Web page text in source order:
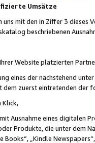
Umsätze
uns mit den in Ziffer 3
beschriebenen
Website platzierten
eines der nachstehend
zuerst eintretenden der
Klick,
Ausnahme eines digitalen
Produkte, die unter dem
Books“, „Kindle